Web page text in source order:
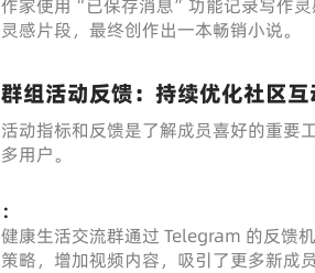
家使用“已保存消息”功能记录写作
感片段，最终创作出一本畅销小说。
组活动反馈：持续优化社区互
动指标和反馈是了解成员喜好的重要
用户。
康生活交流群通过 Telegram 的反馈
略，增加视频内容，吸引了更多新成员